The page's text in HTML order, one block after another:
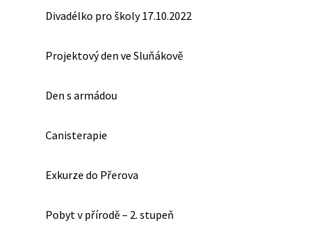
Divadélko pro školy 17.10.2022
Projektový den ve Sluňákově
Den s armádou
Canisterapie
Exkurze do Přerova
Pobyt v přírodě – 2. stupeň